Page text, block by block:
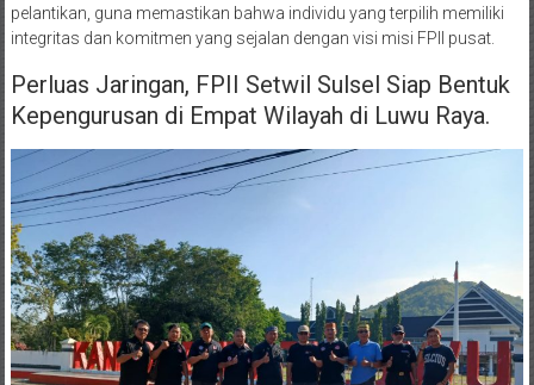
pelantikan, guna memastikan bahwa individu yang terpilih memiliki
integritas dan komitmen yang sejalan dengan visi misi FPII pusat.
Perluas Jaringan, FPII Setwil Sulsel Siap Bentuk
Kepengurusan di Empat Wilayah di Luwu Raya.